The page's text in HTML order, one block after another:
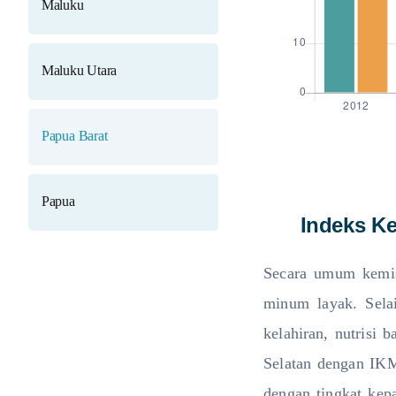
Maluku
Maluku Utara
Papua Barat
Papua
Indeks
Secara umum
minum layak.
kelahiran, nutrisi
Selatan dengan